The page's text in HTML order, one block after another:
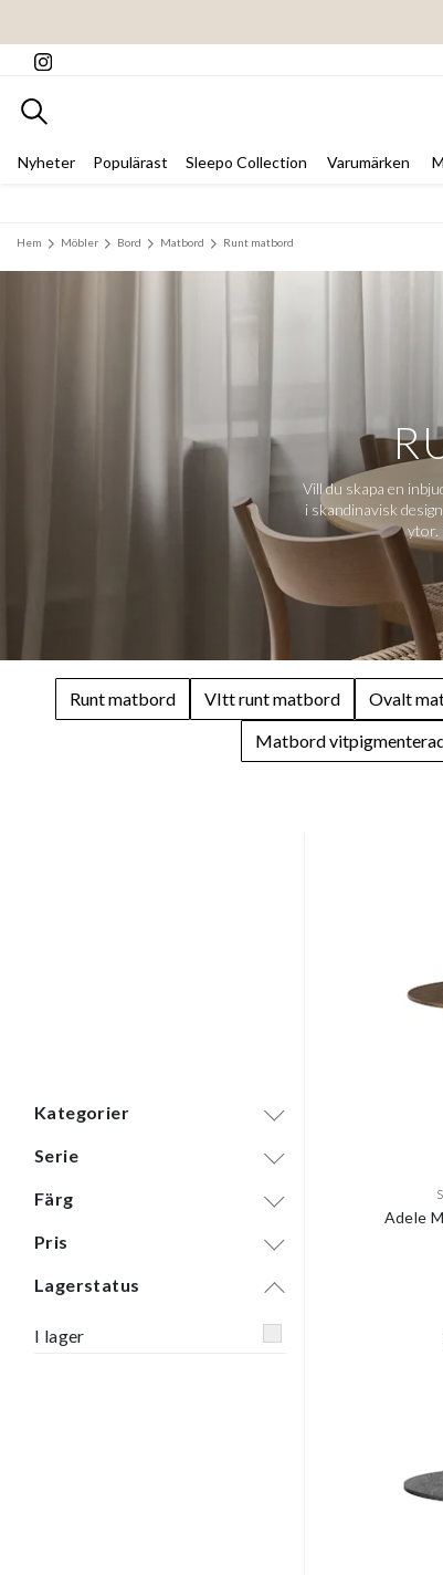
Sök
Nyheter Populärast Sleepo Collection Varumärken
Hem Möbler Bord Matbord Runt matbord
Vill du skapa en
i skandinavisk
ytor.
Runt matbord VItt runt matbord Ovalt
Matbord
Kategorier
Serie
Färg
Pris
Lagerstatus
I lager
Adele